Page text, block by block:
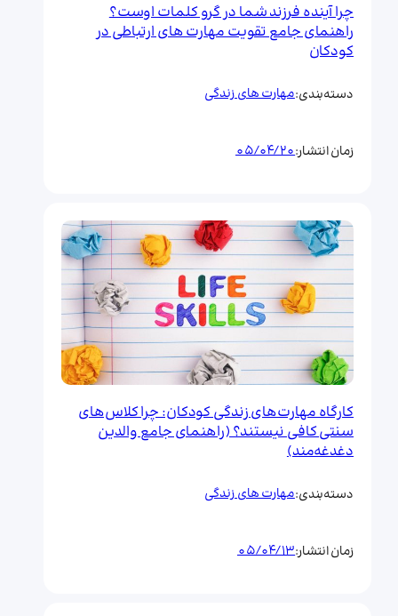
چرا آینده فرزند شما در گرو کلمات اوست؟
راهنمای جامع تقویت مهارت های ارتباطی در
کودکان
دسته‌بندی:مهارت های زندگی
زمان انتشار:05/04/20
کارگاه مهارت‌های زندگی کودکان: چرا کلاس‌های
سنتی کافی نیستند؟ (راهنمای جامع والدین
دغدغه‌مند)
دسته‌بندی:مهارت های زندگی
زمان انتشار:05/04/13